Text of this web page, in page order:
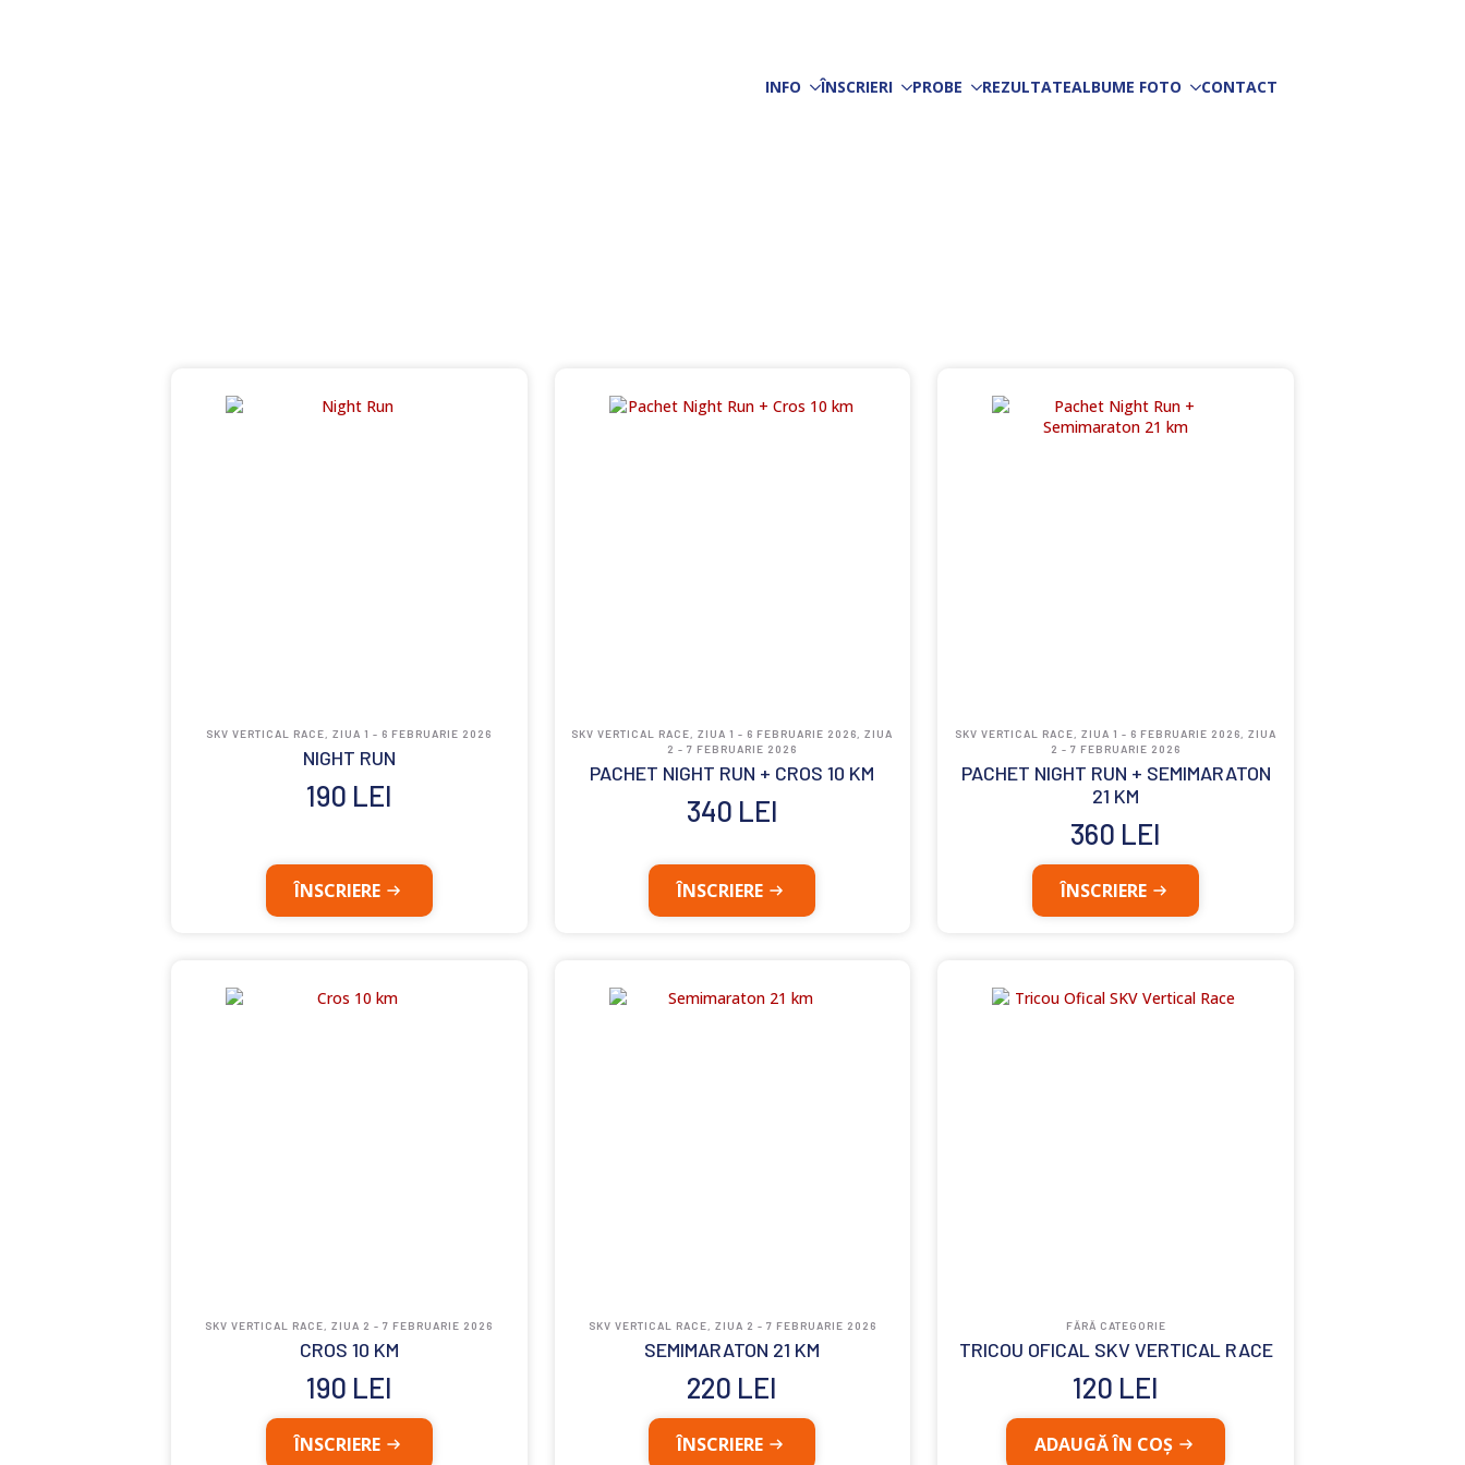
INFO ÎNSCRIERI PROBE REZULTATEALBUME FOTO CONTACT
SKV VERTICAL RACE, ZIUA 1 - 6 FEBRUARIE 2026
NIGHT RUN
190 LEI
ÎNSCRIERE
SKV VERTICAL RACE, ZIUA 1 - 6 FEBRUARIE 2026, ZIUA
2 - 7 FEBRUARIE 2026
PACHET NIGHT RUN + CROS 10 KM
340 LEI
ÎNSCRIERE
SKV VERTICAL RACE, ZIUA 1 - 6 FEBRUARIE 2026, ZIUA
2 - 7 FEBRUARIE 2026
PACHET NIGHT RUN + SEMIMARATON
21 KM
360 LEI
ÎNSCRIERE
SKV VERTICAL RACE, ZIUA 2 - 7 FEBRUARIE 2026
CROS 10 KM
190 LEI
ÎNSCRIERE
SKV VERTICAL RACE, ZIUA 2 - 7 FEBRUARIE 2026
SEMIMARATON 21 KM
220 LEI
ÎNSCRIERE
FĂRĂ CATEGORIE
TRICOU OFICAL SKV VERTICAL RACE
120 LEI
ADAUGĂ ÎN COȘ
Acest
produs